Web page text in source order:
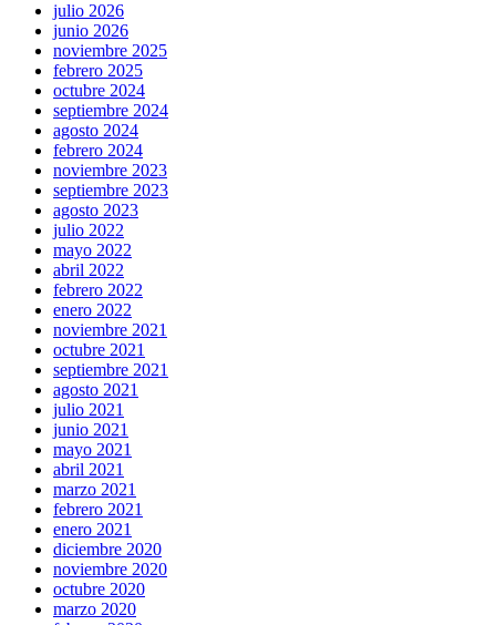
julio 2026
junio 2026
noviembre 2025
febrero 2025
octubre 2024
septiembre 2024
agosto 2024
febrero 2024
noviembre 2023
septiembre 2023
agosto 2023
julio 2022
mayo 2022
abril 2022
febrero 2022
enero 2022
noviembre 2021
octubre 2021
septiembre 2021
agosto 2021
julio 2021
junio 2021
mayo 2021
abril 2021
marzo 2021
febrero 2021
enero 2021
diciembre 2020
noviembre 2020
octubre 2020
marzo 2020